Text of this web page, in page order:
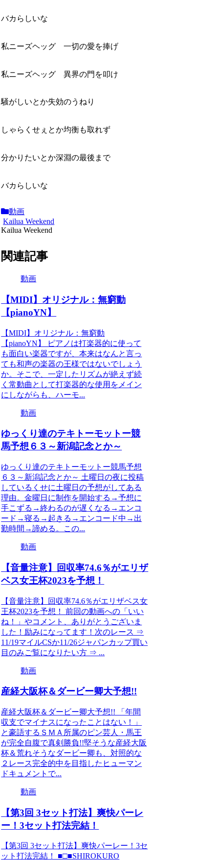
バカらしいな
私ニーズヘッグ 一切の愛を捧げ
私ニーズヘッグ 異界の門を叩け
騒がしいとか失効のうねり
しゃらくせぇとか均衡も取れず
分かりたいとか深淵の最後まで
バカらしいな
動画
Kailua Weekend
Kailua Weekend
関連記事
動画
【MIDI】オリジナル：無窮動
【pianoYN】
【MIDI】オリジナル：無窮動
【pianoYN】 ピアノは打楽器的に使って
も面白い楽器ですが、本来はなんと言っ
ても和声の楽器の王様ではないでしょう
か。そこで、一定したリズムが絶えず続
く常動曲として打楽器的な使用をメイン
にしながらも、ハーモ...
動画
ゆっくり達のテキトーモットー競
馬予想６３～新潟記念とか～
ゆっくり達のテキトーモットー競馬予想
６３～新潟記念とか～ 土曜日の夜に投稿
しているくせに土曜日の予想がしてある
理由。金曜日に制作を開始する→予想に
手こずる→終わるのが遅くなる→エンコ
ード→寝る→起きる→エンコード中→出
勤時間→諦める。この...
動画
【音量注意】回収率74.6％がエリザ
ベス女王杯2023を予想！
【音量注意】回収率74.6％がエリザベス女
王杯2023を予想！ 前回の動画への「いい
ね！」やコメント、ありがとうございま
した！励みになってます！次のレース ⇒
11/19マイルCSか11/26ジャパンカップ買い
目のみご覧になりたい方 ⇒ ...
動画
産経大阪杯＆ダービー卿大予想!!
産経大阪杯＆ダービー卿大予想!! 「年間
収支でマイナスになったことはない！」
と豪語するＳＭＡ所属のピン芸人・馬王
が完全自腹で真剣勝負!!堅そうな産経大阪
杯＆荒れそうなダービー卿も、対照的な
２レース完全的中を目指したヒューマン
ドキュメントで...
動画
【第3回 3セット打法】爽快パーレ
ー！3セット打法完結！
【第3回 3セット打法】爽快パーレー！3セ
ット打法完結！ ■□■SHIROKURO